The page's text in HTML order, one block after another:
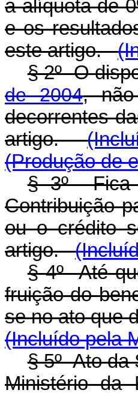
a alíquota de
e os
este artigo.
§ 2º O
de 2004, não
decorrentes
artigo.
(Produção de
§ 3º Fica
Contribuição
ou o crédito
artigo.
§ 4º Até
fruição do
se no ato que
(Incluído pela
§ 5º Ato da
Ministério da